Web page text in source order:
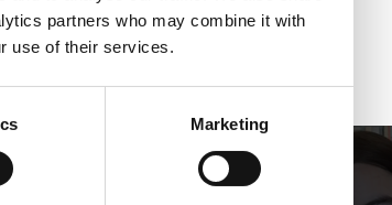
partners who may combine it with
use of their services.
Marketing